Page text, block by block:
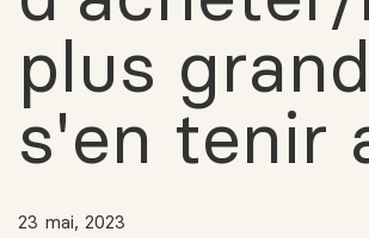
plus
s'en tenir
23 mai, 2023